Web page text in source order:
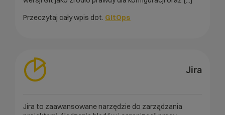
Przeczytaj cały wpis dot. GitOps
Jira
Jira to zaawansowane narzędzie do zarządzania